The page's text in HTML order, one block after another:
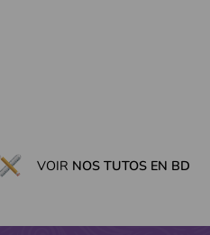
VOIR NOS TUTOS EN BD